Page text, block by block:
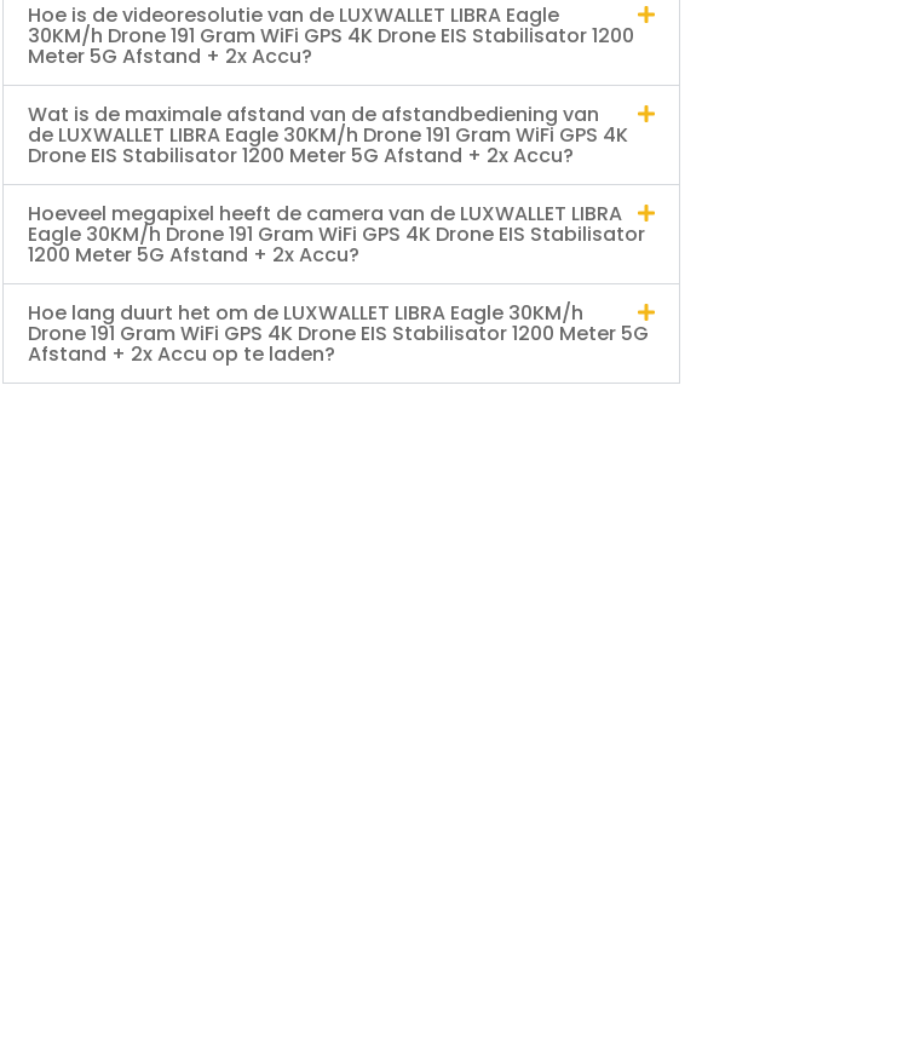
Hoe is de videoresolutie van de LUXWALLET LIBRA Eagle
30KM/h Drone 191 Gram WiFi GPS 4K Drone EIS Stabilisator 1200
Meter 5G Afstand + 2x Accu?
Wat is de maximale afstand van de afstandbediening van
de LUXWALLET LIBRA Eagle 30KM/h Drone 191 Gram WiFi GPS 4K
Drone EIS Stabilisator 1200 Meter 5G Afstand + 2x Accu?
Hoeveel megapixel heeft de camera van de LUXWALLET LIBRA
Eagle 30KM/h Drone 191 Gram WiFi GPS 4K Drone EIS Stabilisator
1200 Meter 5G Afstand + 2x Accu?
Hoe lang duurt het om de LUXWALLET LIBRA Eagle 30KM/h
Drone 191 Gram WiFi GPS 4K Drone EIS Stabilisator 1200 Meter 5G
Afstand + 2x Accu op te laden?